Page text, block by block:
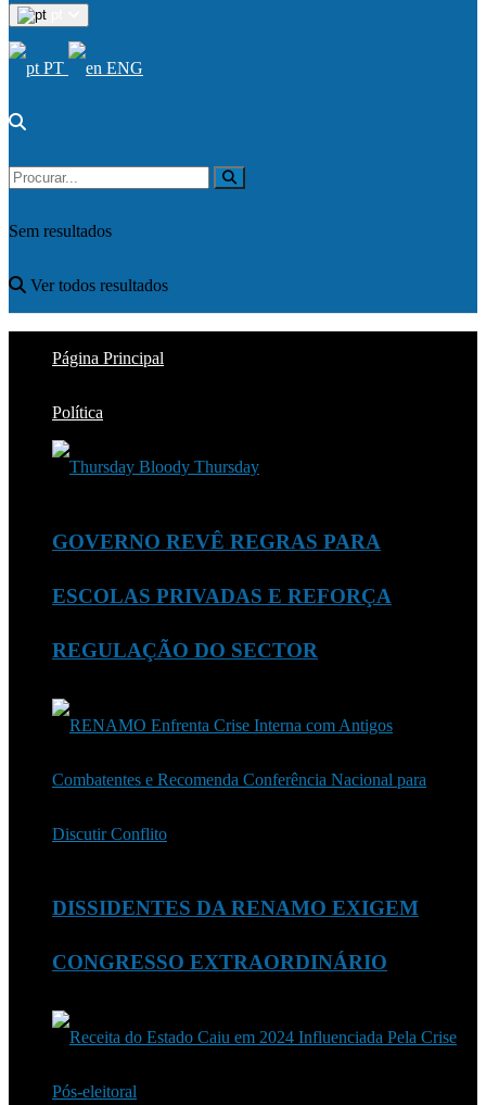
PT ENG
Sem resultados
Ver todos resultados
Página Principal
Política
GOVERNO REVÊ REGRAS PARA
ESCOLAS PRIVADAS E REFORÇA
REGULAÇÃO DO SECTOR
DISSIDENTES DA RENAMO EXIGEM
CONGRESSO EXTRAORDINÁRIO